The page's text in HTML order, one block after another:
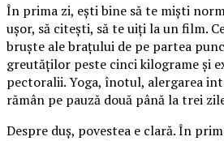
În prima zi, ești bine să te miști
ușor, să citești, să te uiți la un film.
bruște ale brațului de pe partea
greutăților peste cinci kilograme și
pectoralii. Yoga, înotul, alergarea
rămân pe pauză două până la trei
Despre duș, povestea e clară. În